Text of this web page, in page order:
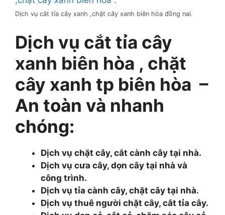
Dịch vụ cắt tỉa cây xanh ,chặt cây xanh biên hòa đồng nai.
Dịch vụ cắt tỉa cây
xanh biên hòa , chặt
cây xanh tp biên hòa –
An toàn và nhanh
chóng:
Dịch vụ chặt cây, cắt cành cây tại nhà.
Dịch vụ cưa cây, dọn cây tại nhà và
công trình.
Dịch vụ tỉa cành cây, chặt cây tại nhà.
Dịch vụ thuê người chặt cây, cắt tỉa cây.